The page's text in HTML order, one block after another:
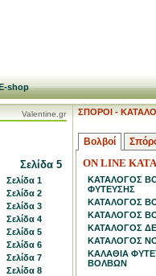
shop
Valentine.gr
Σελίδα 5
Σελίδα 1
Σελίδα 2
Σελίδα 3
Σελίδα 4
Σελίδα 5
Σελίδα 6
Σελίδα 7
Σελίδα 8
ΣΠΟΡΟΙ -
Βολβοί
ON LINE
ΚΑΤΑΛΟΓΟΣ
ΦΥΤΕΥΣΗΣ
ΚΑΤΑΛΟΓΟΣ
ΚΑΤΑΛΟΓΟΣ
ΚΑΤΑΛΟΓΟΣ
ΚΑΤΑΛΟΓΟΣ
ΚΑΛΑΘΙΑ
ΒΟΛΒΩΝ